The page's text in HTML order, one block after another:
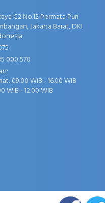
C2 No.12 Permata Puri
Jakarta Barat, DKI
000 570
09.00 WIB - 16.00 WIB
WIB - 12.00 WIB